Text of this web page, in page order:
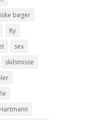
bøger
Ry
sex
skilsmisse